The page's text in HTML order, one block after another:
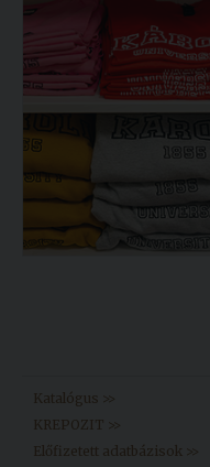
Katalógus >>
KREPOZIT >>
Előfizetett adatbázisok >>